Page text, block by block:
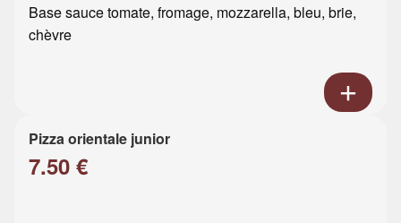
Base sauce tomate, fromage, mozzarella, bleu, brie,
chèvre
Pizza orientale junior
7.50 €